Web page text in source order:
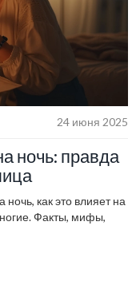
24 июня 2025
ночь: правда
как это влияет на
Факты, мифы,